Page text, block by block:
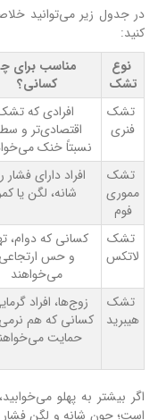
در جدول زیر می‌توانید
کنید:
نوع
تشک
مناسب برای
کسانی؟
تشک
فنری
افرادی که
اقتصادی‌تر و
نسبتاً خنک
تشک
مموری
فوم
افراد دارای
شانه، لگن یا کمر
تشک
لاتکس
کسانی که دوام،
و حس ارتجاعی
می‌خواهند
تشک
هیبرید
زوج‌ها، افراد
کسانی که هم
حمایت
اگر بیشتر به پهلو
است؛ چون شانه و لگن